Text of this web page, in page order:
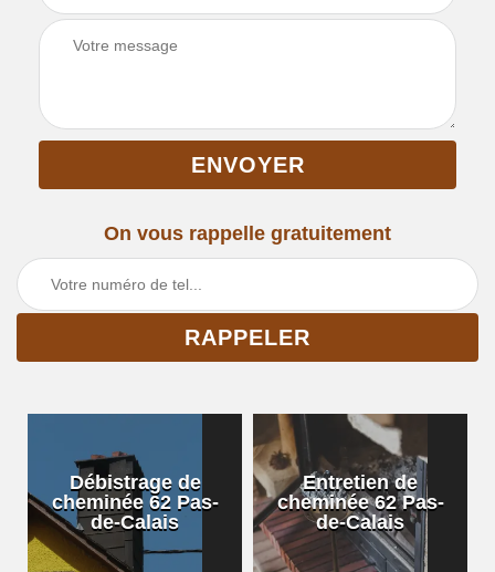
On vous rappelle gratuitement
Débistrage de
cheminée 62 Pas-
de-Calais
Entretien de
cheminée 62 Pas-
de-Calais